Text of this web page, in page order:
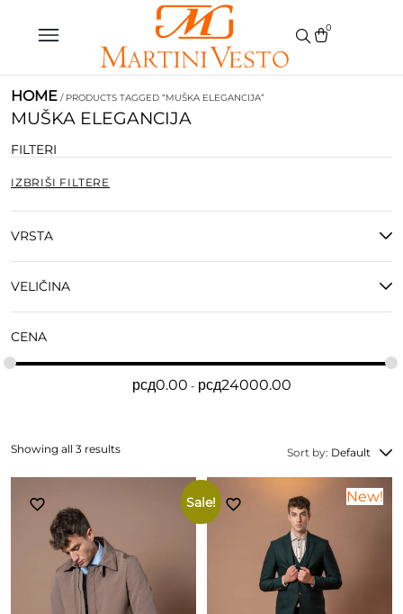
0
HOME / PRODUCTS TAGGED “MUŠKA ELEGANCIJA”
MUŠKA ELEGANCIJA
FILTERI
IZBRIŠI FILTERE
VRSTA
VELIČINA
CENA
рсд0.00 рсд24000.00
Sort by: Default
Sale! New!
Showing all 3 results